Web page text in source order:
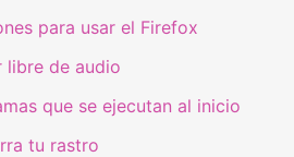
para usar el Firefox
libre de audio
que se ejecutan al inicio
tu rastro